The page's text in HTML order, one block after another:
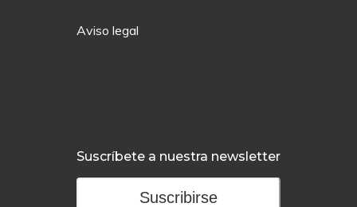
Aviso legal
Suscríbete a nuestra newsletter
Suscribirse